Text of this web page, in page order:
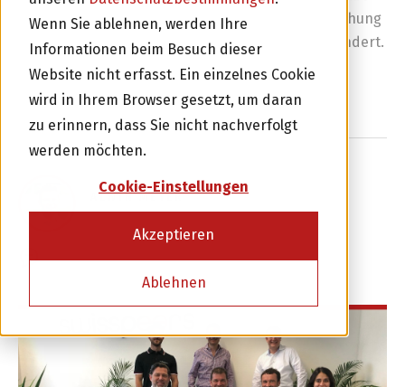
Wenn Sie ablehnen, werden Ihre
Informationen beim Besuch dieser
Website nicht erfasst. Ein einzelnes Cookie
wird in Ihrem Browser gesetzt, um daran
zu erinnern, dass Sie nicht nachverfolgt
werden möchten.
Cookie-Einstellungen
Akzeptieren
Ablehnen
Investor werden
Kreditnehmer werden
die vertragliche und finanzielle Basis in der Beziehung
zwischen Kreditgeber und Kreditnehmer unverändert.
Die neue Dienstleistung wird ab Frühjahr 2018
schrittweise eingeführt.
ALWIN MEYER
6 APRIL 2018
0 KOMMENTARE